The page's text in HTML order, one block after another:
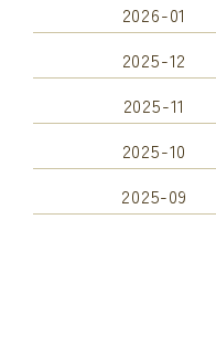
2026-01
2025-12
2025-11
2025-10
2025-09